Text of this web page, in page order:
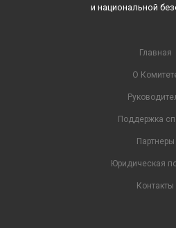
и национальной
Главная
О
Поддержка
Партнеры
Юридическая
Контакты